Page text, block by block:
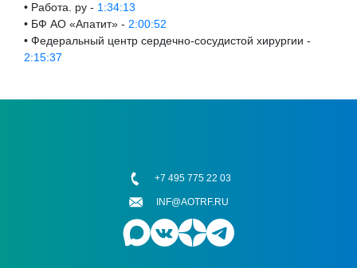
• Работа. ру - 1:34:13
• БФ АО «Апатит» - 2:00:52
• Федеральный центр сердечно-сосудистой хирургии -
2:15:37
+7 495 775 22 03
INF@AOTRF.RU